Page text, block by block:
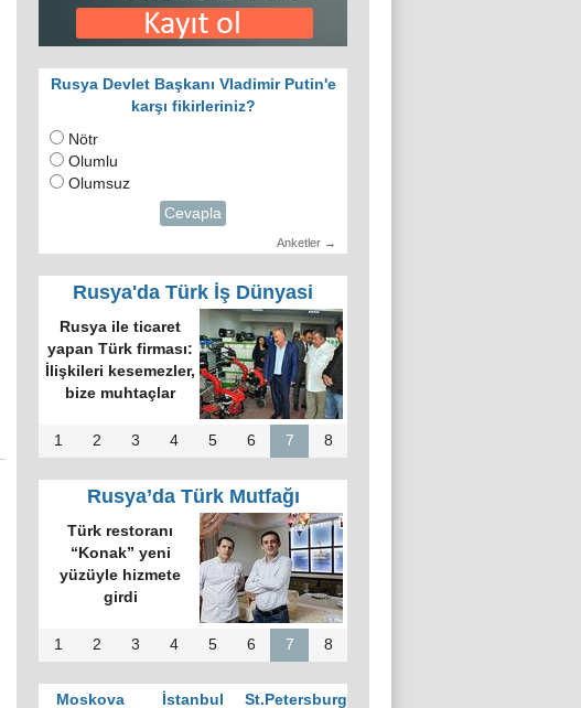
Rusya Devlet Başkanı Vladimir Putin'e
karşı fikirleriniz?
Nötr
Olumlu
Olumsuz
Cevapla
Anketler →
Rusya'da Türk İş Dünyasi
Rusya ile ticaret
yapan Türk firması:
İlişkileri kesemezler,
bize muhtaçlar
1 2 3 4 5 6 7 8
Rusya’da Türk Mutfağı
Türk restoranı
“Konak” yeni
yüzüyle hizmete
girdi
1 2 3 4 5 6 7 8
Moskova İstanbul
St.Petersburg